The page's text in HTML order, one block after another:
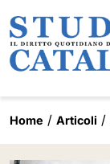
Home Articoli